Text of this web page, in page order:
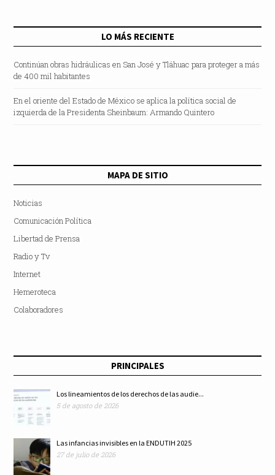
LO MÁS RECIENTE
Continúan obras hidráulicas en San José y Tláhuac para proteger a más
de 400 mil habitantes
En el oriente del Estado de México se aplica la política social de
izquierda de la Presidenta Sheinbaum: Armando Quintero
MAPA DE SITIO
Noticias
Comunicación Política
Libertad de Prensa
Radio y Tv
Internet
Hemeroteca
Colaboradores
PRINCIPALES
Los lineamientos de los derechos de las audie...
5 de agosto de 2026
Las infancias invisibles en la ENDUTIH 2025
27 de julio de 2026